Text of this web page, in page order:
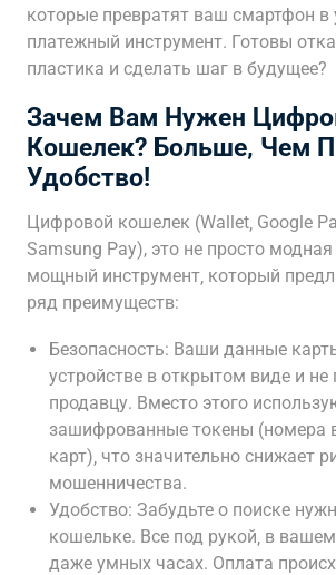
которые превратят ваш смартфон в
платежный инструмент. Готовы
пластика и сделать шаг в будущее?
Зачем Вам Нужен
Кошелек? Больше‚ Чем
Удобство!
Цифровой кошелек (Wallet‚ Google
Samsung Pay), это не просто модная
мощный инструмент‚ который
ряд преимуществ:
Безопасность: Ваши данные
устройстве в открытом виде и не
продавцу. Вместо этого
зашифрованные токены (номера
карт)‚ что значительно снижает
мошенничества.
Удобство: Забудьте о поиске
кошельке. Все под рукой‚ в
даже умных часах. Оплата